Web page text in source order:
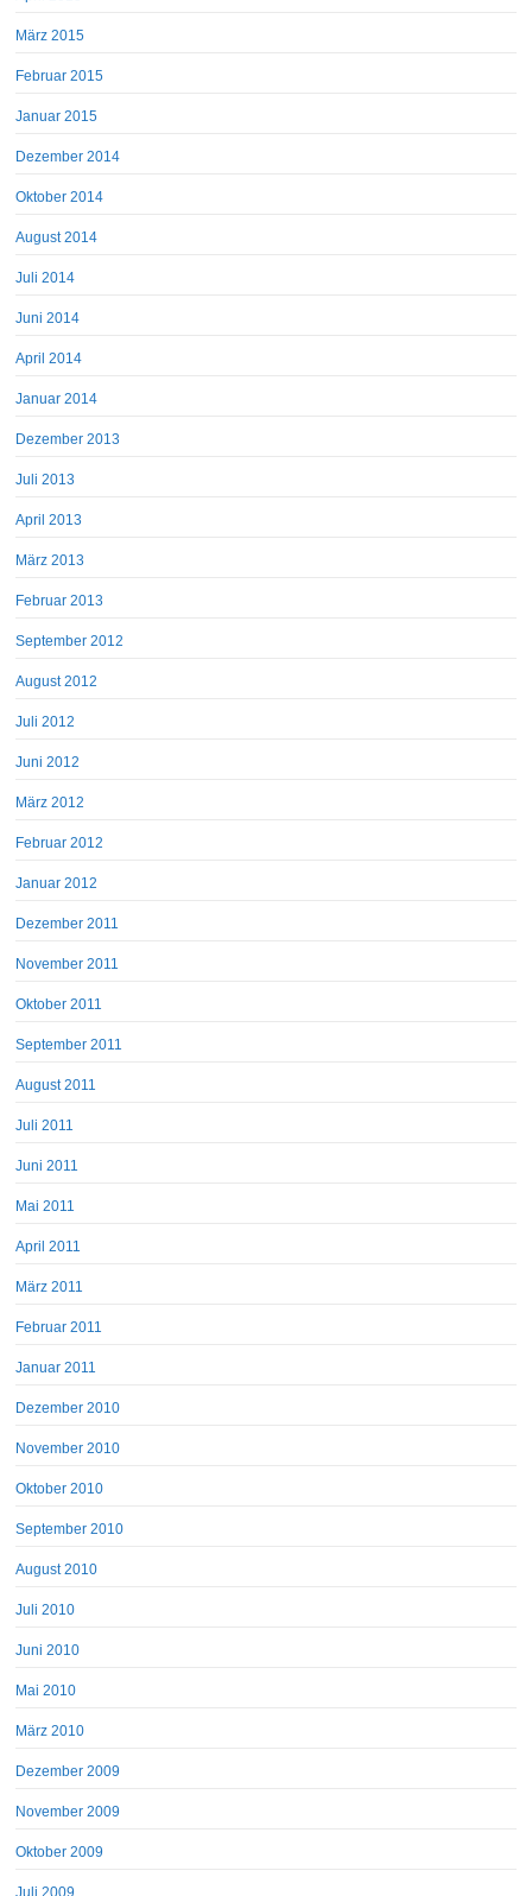
März 2015
Februar 2015
Januar 2015
Dezember 2014
Oktober 2014
August 2014
Juli 2014
Juni 2014
April 2014
Januar 2014
Dezember 2013
Juli 2013
April 2013
März 2013
Februar 2013
September 2012
August 2012
Juli 2012
Juni 2012
März 2012
Februar 2012
Januar 2012
Dezember 2011
November 2011
Oktober 2011
September 2011
August 2011
Juli 2011
Juni 2011
Mai 2011
April 2011
März 2011
Februar 2011
Januar 2011
Dezember 2010
November 2010
Oktober 2010
September 2010
August 2010
Juli 2010
Juni 2010
Mai 2010
März 2010
Dezember 2009
November 2009
Oktober 2009
Juli 2009